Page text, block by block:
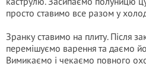
просто ставимо все разом у
Зранку ставимо на плиту. Після
перемішуємо варення та даємо
Вимикаємо і чекаємо повного